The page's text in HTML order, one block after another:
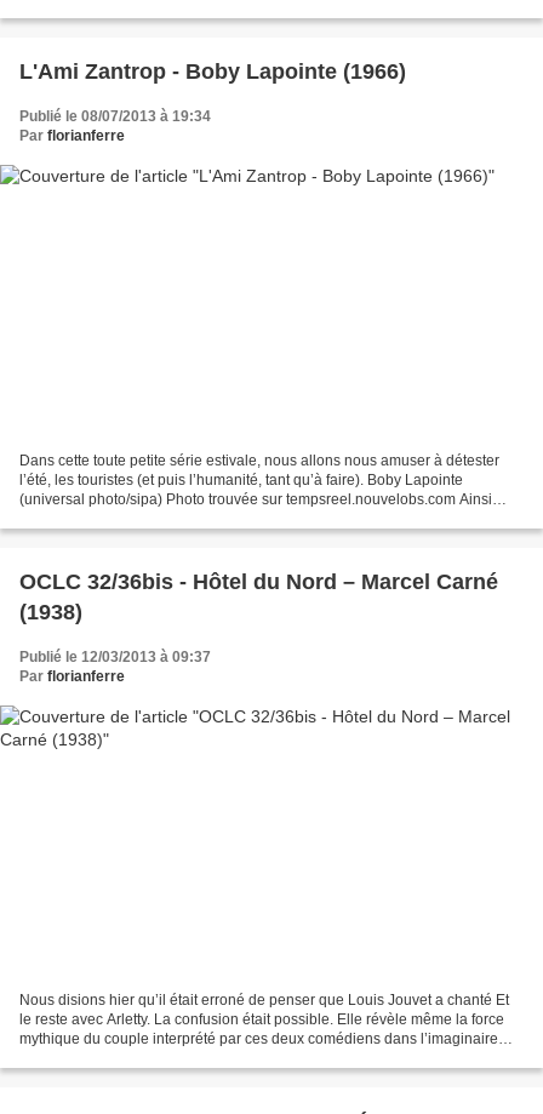
L'Ami Zantrop - Boby Lapointe (1966)
Publié le 08/07/2013 à 19:34
Par florianferre
Dans cette toute petite série estivale, nous allons nous amuser à détester
l’été, les touristes (et puis l’humanité, tant qu’à faire). Boby Lapointe
(universal photo/sipa) Photo trouvée sur tempsreel.nouvelobs.com Ainsi
OCLC 32/36bis - Hôtel du Nord – Marcel Carné
(1938)
Publié le 12/03/2013 à 09:37
Par florianferre
Nous disions hier qu’il était erroné de penser que Louis Jouvet a chanté Et
le reste avec Arletty. La confusion était possible. Elle révèle même la force
mythique du couple interprété par ces deux comédiens dans l’imaginaire